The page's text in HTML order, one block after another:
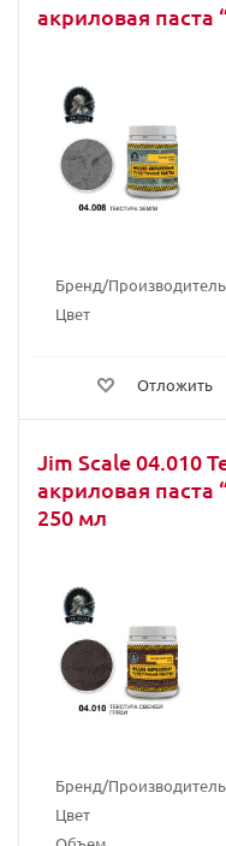
акриловая паста
Бренд/Производитель
Цвет
Отложить
Jim Scale 04.010
акриловая паста
250 мл
Бренд/Производитель
Цвет